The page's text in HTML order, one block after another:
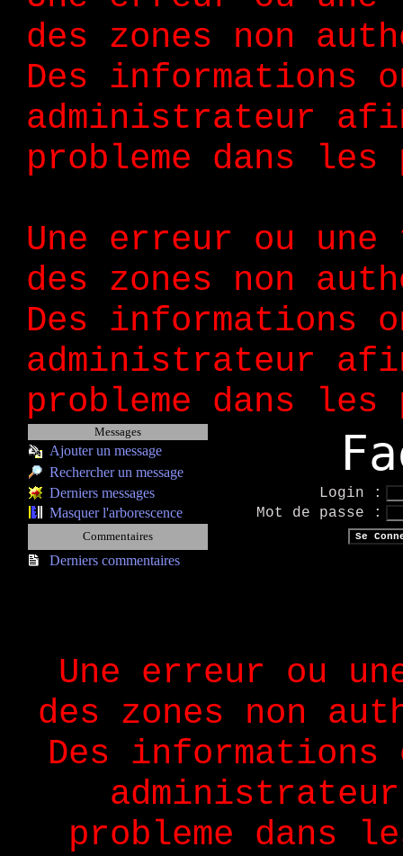
des zones non
Des informations
administrateur
probleme dans
Une erreur ou
des zones non
Des informations
administrateur
probleme dans
Messages
Ajouter un message
Rechercher un message
Derniers messages
Login :
Masquer l'arborescence Mot de passe :
Commentaires
Derniers commentaires
Une erreur ou
des zones non
Des informations
probleme dans